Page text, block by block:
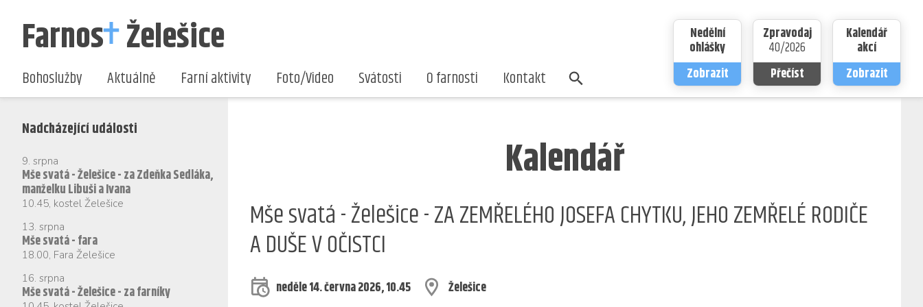
Farnos Želešice
Bohoslužby Aktuálně Farní aktivity Foto/Video Svátosti O farnosti Kontakt
Nedělní
ohlášky
Zobrazit
Zpravodaj
40/2026
Přečíst
Kalendář
akcí
Zobrazit
Nadcházející události
9. srpna
Mše svatá - Želešice - za Zdeňka Sedláka,
manželku Libuši a Ivana
10.45, kostel Želešice
13. srpna
Mše svatá - fara
18.00, Fara Želešice
16. srpna
Mše svatá - Želešice - za farníky
Kalendář
Mše svatá - Želešice - ZA ZEMŘELÉHO JOSEFA CHYTKU, JEHO ZEMŘELÉ RODIČE
A DUŠE V OČISTCI
neděle 14. června 2026, 10.45 Želešice